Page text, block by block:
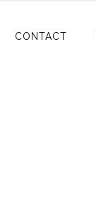
CONTACT